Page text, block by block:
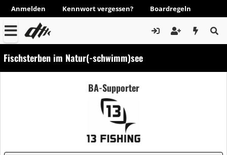
Anmelden Kennwort vergessen? Boardregeln
Fischsterben im Natur(-schwimm)see
BA-Supporter